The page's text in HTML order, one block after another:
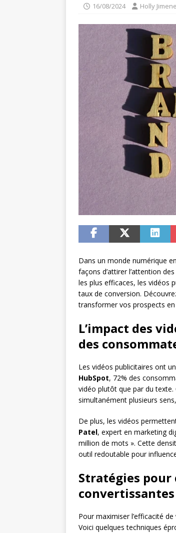
16/08/2024 Holly
Dans un monde numérique
façons d’attirer l’attention
les plus efficaces, les vidéos
taux de conversion.
transformer vos prospects
L’impact des
des
Les vidéos publicitaires ont
HubSpot, 72% des
vidéo plutôt que par du texte.
simultanément plusieurs
De plus, les vidéos
Patel, expert en marketing
million de mots ». Cette
outil redoutable pour
Stratégies
convertissantes
Pour maximiser l’efficacité
Voici quelques techniques